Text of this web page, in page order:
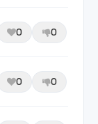
0 0
0 0